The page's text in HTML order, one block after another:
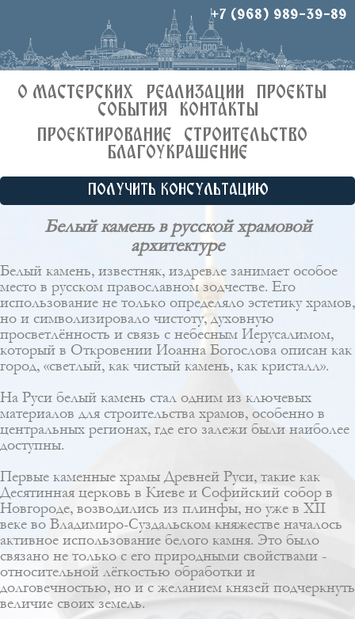
+7 (968) 989-39-89
О МАСТЕРСКИХ РЕАЛИЗАЦИИ
ПРОЕКТЫ
СОБЫТИЯ
КОНТАКТЫ
ПРОЕКТИРОВАНИЕ
СТРОИТЕЛЬСТВО
БЛАГОУКРАШЕНИЕ
ПОЛУЧИТЬ КОНСУЛЬТАЦИЮ
Белый камень в русской храмовой
архитектуре
Белый камень, известняк, издревле занимает особое
место в русском православном зодчестве. Его
использование не только определяло эстетику храмов,
но и символизировало чистоту, духовную
просветлённость и связь с небесным Иерусалимом,
который в Откровении Иоанна Богослова описан как
город, «светлый, как чистый камень, как кристалл».
На Руси белый камень стал одним из ключевых
материалов для строительства храмов, особенно в
центральных регионах, где его залежи были наиболее
доступны.
Первые каменные храмы Древней Руси, такие как
Десятинная церковь в Киеве и Софийский собор в
Новгороде, возводились из плинфы, но уже в XII
веке во Владимиро-Суздальском княжестве началось
активное использование белого камня. Это было
связано не только с его природными свойствами -
относительной лёгкостью обработки и
долговечностью, но и с желанием князей подчеркнуть
величие своих земель.